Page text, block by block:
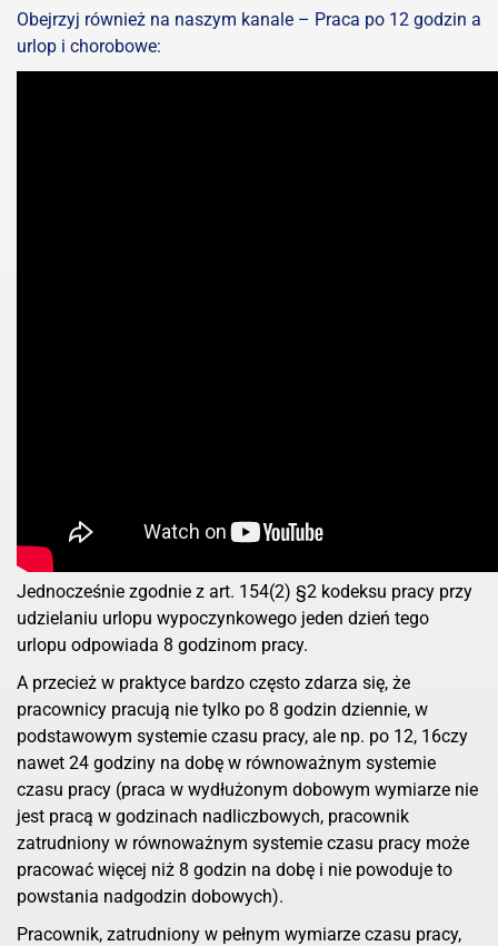
Obejrzyj również na naszym kanale – Praca po 12 godzin a
urlop i chorobowe:
Jednocześnie zgodnie z art. 154(2) §2 kodeksu pracy przy
udzielaniu urlopu wypoczynkowego jeden dzień tego
urlopu odpowiada 8 godzinom pracy.
A przecież w praktyce bardzo często zdarza się, że
pracownicy pracują nie tylko po 8 godzin dziennie, w
podstawowym systemie czasu pracy, ale np. po 12, 16czy
nawet 24 godziny na dobę w równoważnym systemie
czasu pracy (praca w wydłużonym dobowym wymiarze nie
jest pracą w godzinach nadliczbowych, pracownik
zatrudniony w równoważnym systemie czasu pracy może
pracować więcej niż 8 godzin na dobę i nie powoduje to
powstania nadgodzin dobowych).
Pracownik, zatrudniony w pełnym wymiarze czasu pracy,